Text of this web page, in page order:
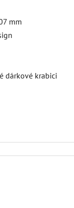
mm
dárkové krabici